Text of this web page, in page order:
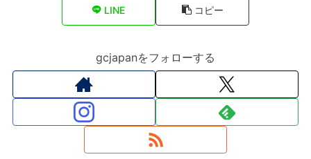
LINE コピー
gcjapanをフォローする